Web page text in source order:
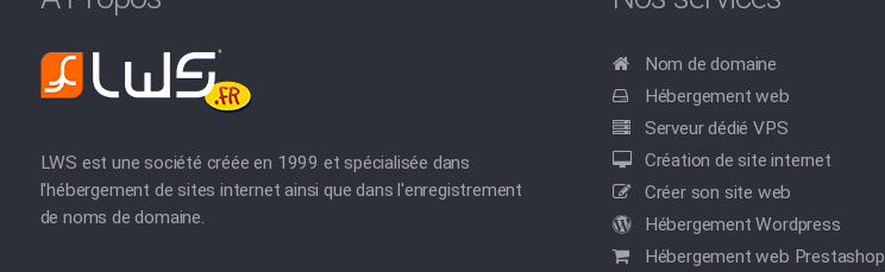
LWS est une société créée en 1999 et spécialisée dans
l'hébergement de sites internet ainsi que dans l'enregistrement
de noms de domaine.
Nom de domaine
Hébergement web
Serveur dédié VPS
Création de site internet
Créer son site web
Hébergement Wordpress
Hébergement web Prestashop